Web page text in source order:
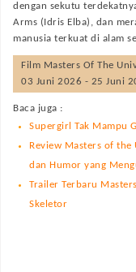
dengan sekutu
Arms (Idris Elba), dan
manusia terkuat di alam
Film Masters Of The
03 Juni 2026 - 25 Juni
Baca juga :
Supergirl Tak Mampu
Review Masters of the
dan Humor yang
Trailer Terbaru
Skeletor